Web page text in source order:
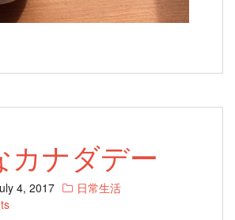
カナダデー
4, 2017
日常生活